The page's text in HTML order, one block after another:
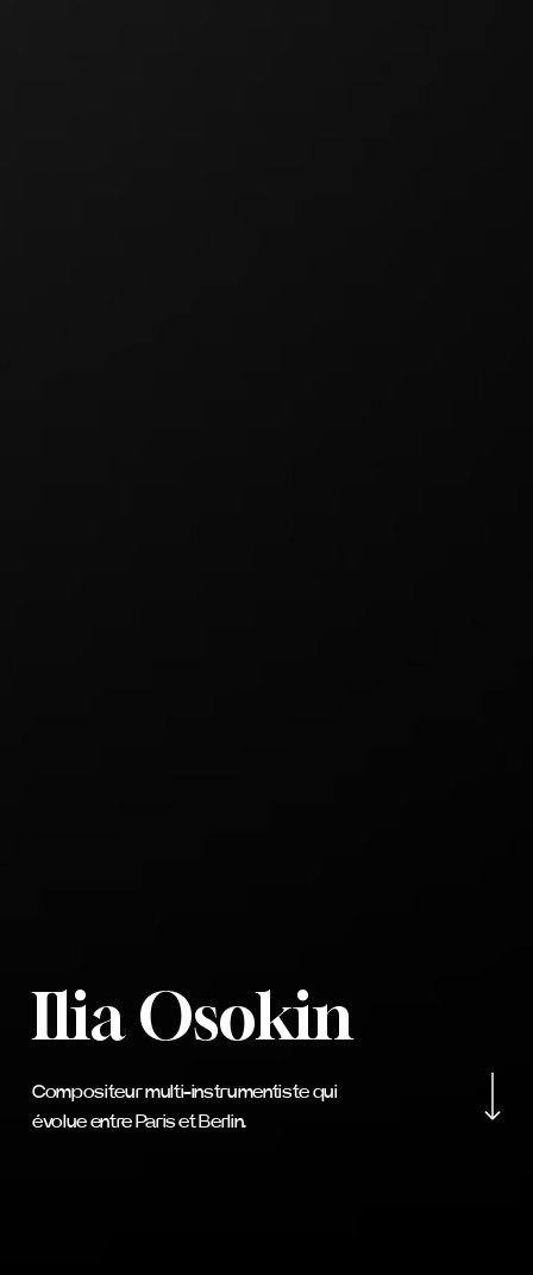
Ilia Osokin
Compositeur multi-instrumentiste qui
évolue entre Paris et Berlin.